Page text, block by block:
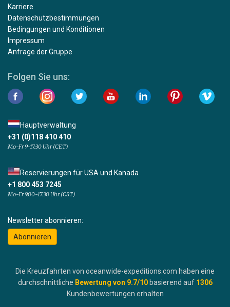
Karriere
Datenschutzbestimmungen
Bedingungen und Konditionen
Impressum
Anfrage der Gruppe
Folgen Sie uns:
Hauptverwaltung
+31 (0)118 410 410
Mo-Fr 9-17:30 Uhr (CET)
Reservierungen für USA und Kanada
+1 800 453 7245
Mo-Fr 9.00-17.30 Uhr (CST)
Newsletter abonnieren:
Abonnieren
Die Kreuzfahrten von oceanwide-expeditions.com haben eine
durchschnittliche Bewertung von 9.7/10 basierend auf 1306
Kundenbewertungen erhalten